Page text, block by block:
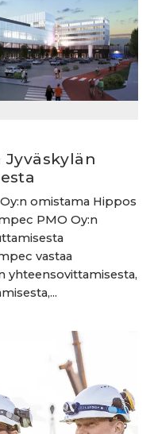
Jyväskylän
omistama Hippos
PMO Oy:n
vastaa
yhteensovittamisesta,